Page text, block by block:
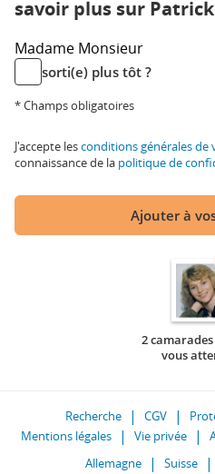
savoir plus sur
Madame Monsieur
sorti(e) plus tôt ?
* Champs obligatoires
J'accepte lesconditions générales de
connaissance de la politique de
Ajouter à
2 camarades
vous
Recherche CGV
Mentions légales
Vie privée
Allemagne
Suisse